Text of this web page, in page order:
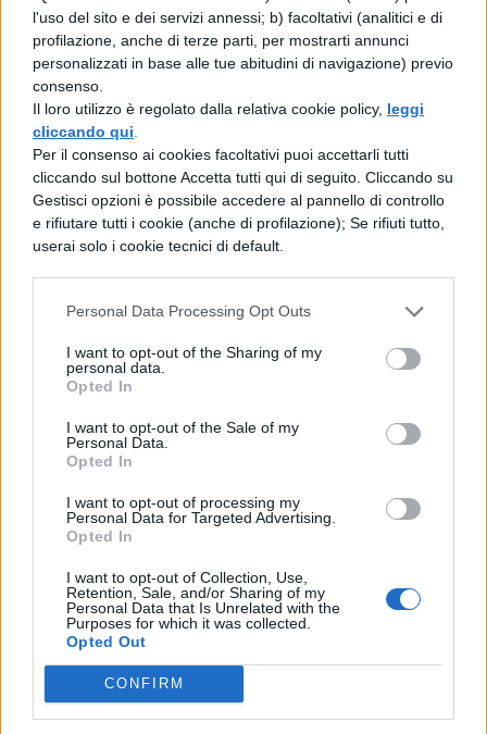
l'uso del sito e dei servizi annessi; b) facoltativi (analitici e di
profilazione, anche di terze parti, per mostrarti annunci
personalizzati in base alle tue abitudini di navigazione) previo
consenso.
Il loro utilizzo è regolato dalla relativa cookie policy, leggi
cliccando qui
Per il consenso ai cookies facoltativi puoi accettarli tutti
cliccando sul bottone Accetta tutti qui di seguito. Cliccando su
Gestisci opzioni è possibile accedere al pannello di controllo
e rifiutare tutti i cookie (anche di profilazione); Se rifiuti tutto,
userai solo i cookie tecnici di default.
Personal Data Processing Opt Outs
I want to opt-out of the Sharing of my
personal data.
Opted In
I want to opt-out of the Sale of my
Personal Data.
Opted In
I want to opt-out of processing my
Personal Data for Targeted Advertising.
Opted In
I want to opt-out of Collection, Use,
Retention, Sale, and/or Sharing of my
Personal Data that Is Unrelated with the
Purposes for which it was collected.
Opted Out
CONFIRM
accademico è possibile
diventareastronauta e imparare, durante
l’addestramento, a pilotare aerei militari
e civili. Per qualsiasi informazione
aggiuntiva potete consultare
direttamente il sito dell’Agenzia Spaziale
Europea
(http://www.esa.int/ita/
LA NATIONAL AERONAUTCS AND
SPACE ADMINISTRATION (NASA)
I requisiti per entrare alla NASA non sono
molto diversi da quelli richiesti dall’ESA ma
ce n’è uno che probabilmente escluderà la
maggioranza delle persone che stanno
leggendo questo articolo: per essere
ammessi è necessario infatti avere la
cittadinanza americana. Nel caso foste però
di quei fortunelli con la doppia cittadinanza
ecco le differenze nei requisiti richiesti